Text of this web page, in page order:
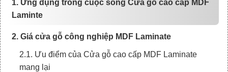
1. Ứng dụng trong cuộc sống Cửa gỗ cao cấp MDF
Laminte
2. Giá cửa gỗ công nghiệp MDF Laminate
2.1. Ưu điểm của Cửa gỗ cao cấp MDF Laminate
mang lại